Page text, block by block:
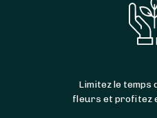
Limitez le temps
fleurs et profitez